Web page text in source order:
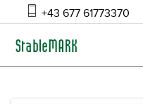
+43 677 61773370